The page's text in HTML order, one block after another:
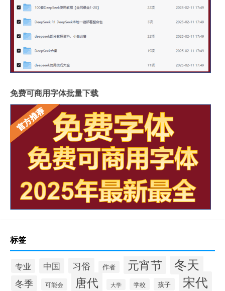
免费可商用字体批量下载
标签
专业 中国 习俗 作者 元宵节 冬天
冬季 可能会 唐代 大学 学校 孩子 宋代